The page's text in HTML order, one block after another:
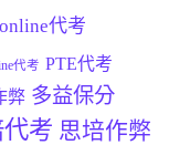
代考
代考 PTE代考
弊 多益保分
考 思培作弊